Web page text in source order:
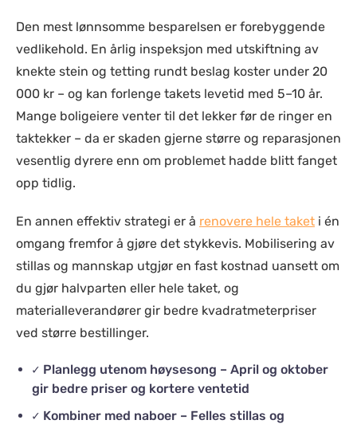
Den mest lønnsomme besparelsen er forebyggende
vedlikehold. En årlig inspeksjon med utskiftning av
knekte stein og tetting rundt beslag koster under 20
000 kr – og kan forlenge takets levetid med 5–10 år.
Mange boligeiere venter til det lekker før de ringer en
taktekker – da er skaden gjerne større og reparasjonen
vesentlig dyrere enn om problemet hadde blitt fanget
opp tidlig.
En annen effektiv strategi er å renovere hele taket i én
omgang fremfor å gjøre det stykkevis. Mobilisering av
stillas og mannskap utgjør en fast kostnad uansett om
du gjør halvparten eller hele taket, og
materialleverandører gir bedre kvadratmeterpriser
ved større bestillinger.
✓ Planlegg utenom høysesong – April og oktober
gir bedre priser og kortere ventetid
✓ Kombiner med naboer – Felles stillas og